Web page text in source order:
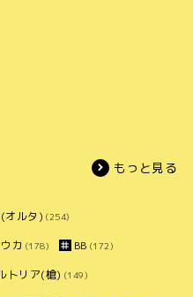
もっと見る
オルタ) (254)
カ (178) BB (172)
トリア(槍) (149)